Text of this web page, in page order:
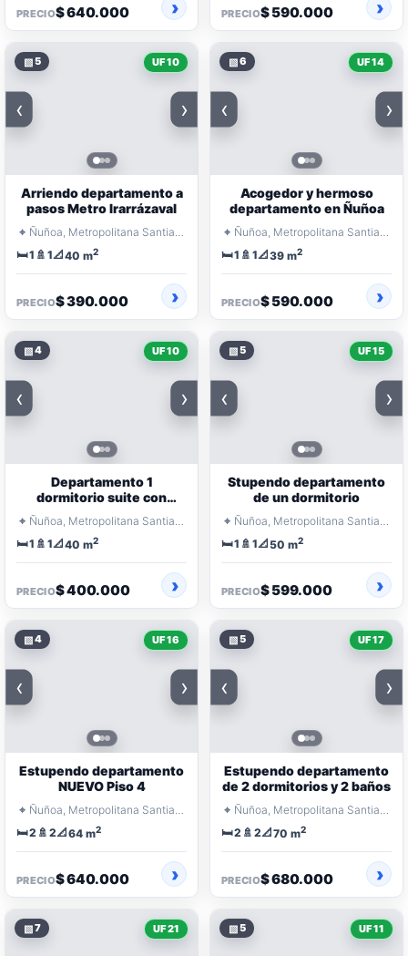
PRECIO$ 640.000 PRECIO$ 590.000
▧5 UF 10
‹ ›
Arriendo departamento a
pasos Metro Irarrázaval
⌖
Ñuñoa, Metropolitana Santiago
🛏️1 🚿 1📐40 m2
PRECIO$ 390.000
▧6 UF 14
‹ ›
Acogedor y hermoso
departamento en Ñuñoa
⌖
Ñuñoa, Metropolitana Santiago
🛏️1 🚿 1📐39 m2
PRECIO$ 590.000
▧4 UF 10
‹ ›
Departamento 1
dormitorio suite con
⌖ Ñuñoa, Metropolitana Santiago
🛏️1 🚿 1📐40 m2
PRECIO$ 400.000
▧5 UF 15
‹ ›
Stupendo departamento
de un dormitorio
⌖
Ñuñoa, Metropolitana Santiago
🛏️1 🚿 1📐50 m2
PRECIO$ 599.000
▧4 UF 16
‹ ›
Estupendo departamento
NUEVO Piso 4
⌖
Ñuñoa, Metropolitana Santiago
🛏️2 🚿 2📐64 m2
PRECIO$ 640.000
▧5 UF 17
‹ ›
Estupendo departamento
de 2 dormitorios y 2 baños
⌖
Ñuñoa, Metropolitana Santiago
🛏️2 🚿 2📐70 m2
PRECIO$ 680.000
▧7 UF 21 ▧5 UF 11